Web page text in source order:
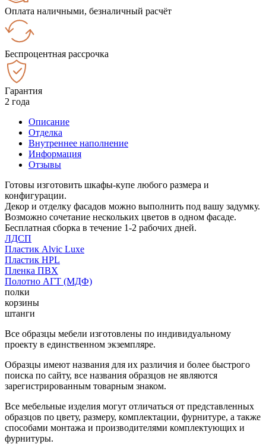
Оплата наличными, безналичный расчёт
Беспроцентная рассрочка
Гарантия
2 года
Описание
Отделка
Внутреннее наполнение
Информация
Отзывы
Готовы изготовить шкафы-купе любого размера и
конфигурации.
Декор и отделку фасадов можно выполнить под вашу задумку.
Возможно сочетание нескольких цветов в одном фасаде.
Бесплатная сборка в течение 1-2 рабочих дней.
ЛДСП
Пластик Alvic Luxe
Пластик HPL
Пленка ПВХ
Полотно АГТ (МДФ)
полки
корзины
штанги
Все образцы мебели изготовлены по индивидуальному
проекту в единственном экземпляре.
Образцы имеют названия для их различия и более быстрого
поиска по сайту, все названия образцов не являются
зарегистрированным товарным знаком.
Все мебельные изделия могут отличаться от представленных
образцов по цвету, размеру, комплектации, фурнитуре, а также
способами монтажа и производителями комплектующих и
фурнитуры.